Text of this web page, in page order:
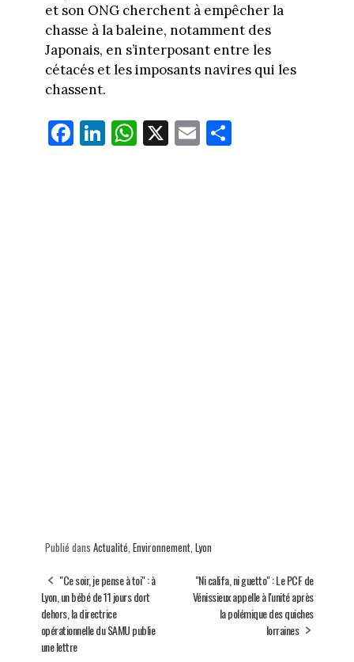
et son ONG cherchent à empêcher la
chasse à la baleine, notamment des
Japonais, en s’interposant entre les
cétacés et les imposants navires qui les
chassent.
Fa
ce
Li
nk
W
ha
X E
m
Pa
Publié dans Actualité, Environnement, Lyon
"Ce soir, je pense à toi" : à
Lyon, un bébé de 11 jours dort
dehors, la directrice
opérationnelle du SAMU publie
une lettre
"Ni califa, ni guetto" : Le PCF de
Vénissieux appelle à l'unité après
la polémique des quiches
lorraines